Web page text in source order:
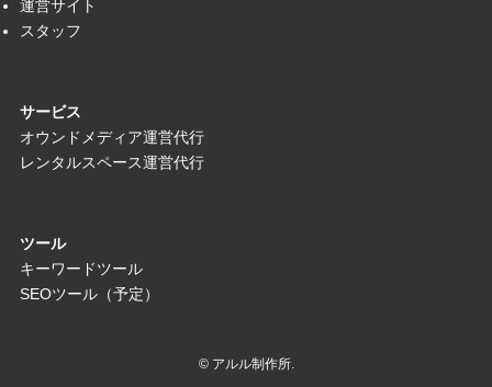
運営サイト
スタッフ
サービス
オウンドメディア運営代行
レンタルスペース運営代行
ツール
キーワードツール
SEOツール（予定）
©アルル制作所.